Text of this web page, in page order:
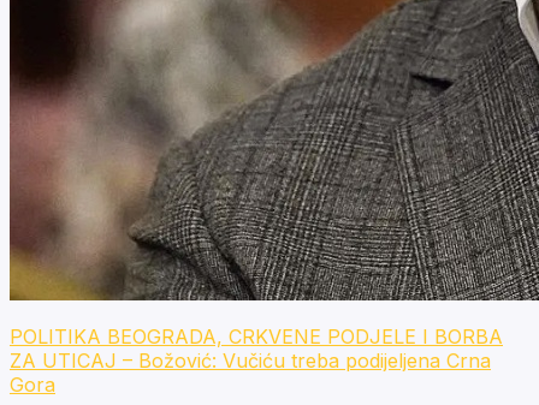
POLITIKA BEOGRADA, CRKVENE PODJELE I BORBA
ZA UTICAJ – Božović: Vučiću treba podijeljena Crna
Gora